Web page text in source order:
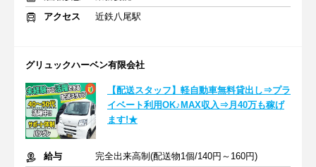
アクセス
近鉄八尾駅
グリュックハーベン有限会社
【配送スタッフ】軽自動車無料貸出し⇒プラ
イベート利用OK♪MAX収入⇒月40万も稼げ
ます!★
給与
完全出来高制(配送物1個/140円～160円)